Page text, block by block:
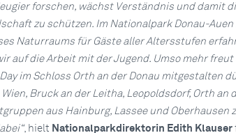
forschen, wächst Verständnis und damit
zu schützen. Im Nationalpark Donau-Auen
Naturraums für Gäste aller Altersstufen
auf die Arbeit mit der Jugend. Umso mehr freut
im Schloss Orth an der Donau mitgestalten
Bruck an der Leitha, Leopoldsdorf, Orth an
aus Hainburg, Lassee und Oberhausen
, hielt Nationalparkdirektorin Edith Klauser